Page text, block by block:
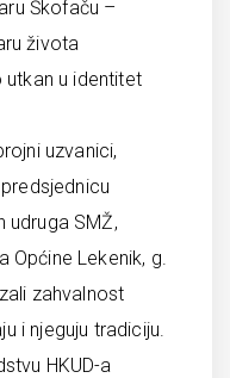
Škofaču –
života
utkan u identitet
uzvanici,
udruga SMŽ,
Općine Lekenik, g.
zahvalnost
i njeguju tradiciju.
HKUD-a